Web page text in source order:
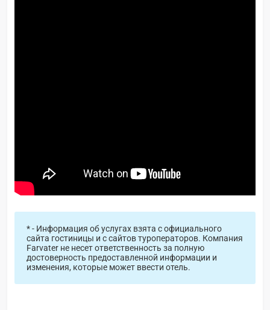
* - Информация об услугах взята с официального
сайта гостиницы и с сайтов туроператоров. Компания
Farvater не несет ответственность за полную
достоверность предоставленной информации и
изменения, которые может ввести отель.